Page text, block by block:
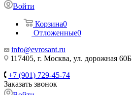
Войти
Корзина0
Отложенные0
info@evrosant.ru
117405, г. Москва, ул. дорожная 60Б
+7 (901) 729-45-74
Заказать звонок